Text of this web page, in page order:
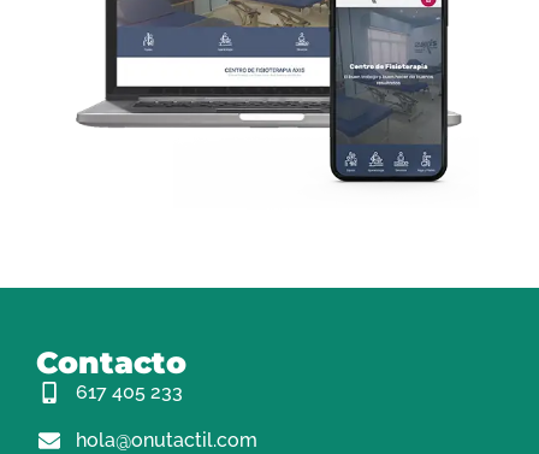
Contacto
617 405 233
hola@onutactil.com